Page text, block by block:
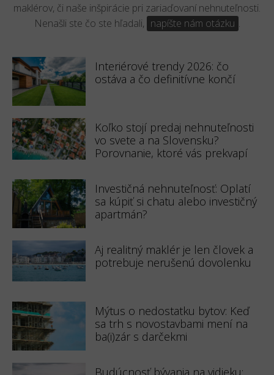
maklérov, či naše inšpirácie pri zariaďovaní nehnuteľnosti.
Nenašli ste čo ste hľadali, napíšte nám otázku .
Interiérové trendy 2026: čo
ostáva a čo definitívne končí
Koľko stojí predaj nehnuteľnosti
vo svete a na Slovensku?
Porovnanie, ktoré vás prekvapí
Investičná nehnuteľnosť: Oplatí
sa kúpiť si chatu alebo investičný
apartmán?
Aj realitný maklér je len človek a
potrebuje nerušenú dovolenku
Mýtus o nedostatku bytov: Keď
sa trh s novostavbami mení na
ba(i)zár s darčekmi
Budúcnosť bývania na vidieku: